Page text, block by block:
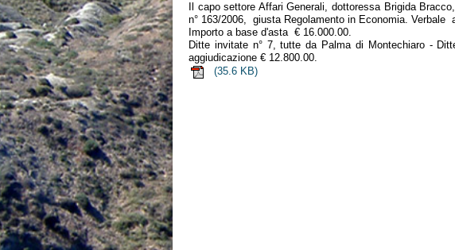
Il capo settore Affari Generali, dottoressa Brigida
n° 163/2006, giusta Regolamento in Economia. Verbale
Importo a base d'asta € 16.000.00.
Ditte invitate n° 7, tutte da Palma di Montechiaro -
aggiudicazione € 12.800.00.
(35.6 KB)